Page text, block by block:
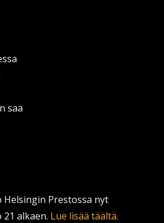
saa
Helsingin Prestossa nyt
21 alkaen. Lue lisää täältä.